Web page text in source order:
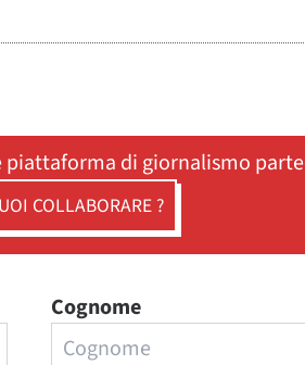
piattaforma di giornalismo
COLLABORARE ?
Cognome